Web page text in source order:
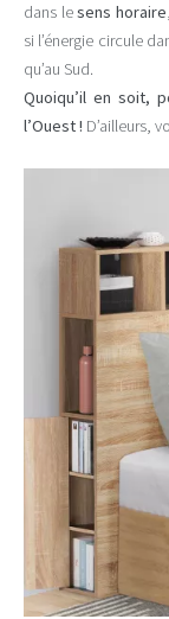
dans lesens horaire
si l’énergie circule
qu’au Sud.
Quoiqu’il en soit,
l’Ouest ! D’ailleurs,